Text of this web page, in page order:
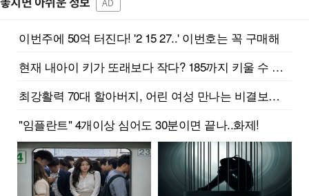
놓치면 아쉬운 정보 AD